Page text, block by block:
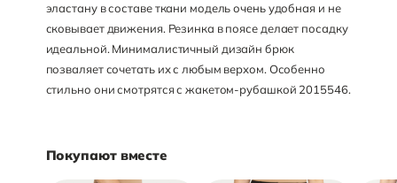
эластану в составе ткани модель очень удобная и не
сковывает движения. Резинка в поясе делает посадку
идеальной. Минималистичный дизайн брюк
позваляет сочетать их с любым верхом. Особенно
стильно они смотрятся с жакетом-рубашкой 2015546.
Покупают вместе